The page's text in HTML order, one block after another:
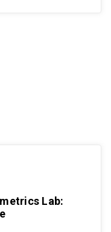
Lab: